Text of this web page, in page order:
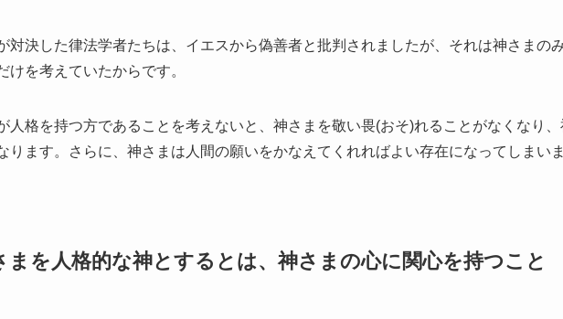
対決した律法学者たちは、イエスから偽善者と批判されましたが、それは神さまの
けを考えていたからです。
人格を持つ方であることを考えないと、神さまを敬い畏(おそ)れることがなくなり
ります。さらに、神さまは人間の願いをかなえてくれればよい存在になってしまいま
まを人格的な神とするとは、神さまの心に関心を持つこと